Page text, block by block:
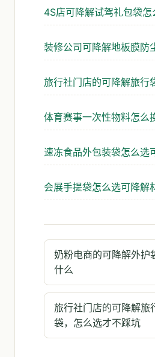
奶粉电商的可降解外护
什么
旅行社门店的可降解旅
袋，怎么选才不踩坑